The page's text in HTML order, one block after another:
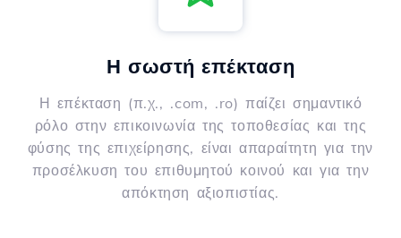
Η σωστή επέκταση
Η επέκταση (π.χ., .com, .ro) παίζει σημαντικό
ρόλο στην επικοινωνία της τοποθεσίας και της
φύσης της επιχείρησης, είναι απαραίτητη για την
προσέλκυση του επιθυμητού κοινού και για την
απόκτηση αξιοπιστίας.